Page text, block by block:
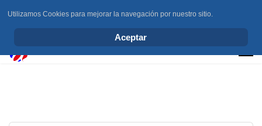
Utilizamos Cookies para mejorar la navegación por nuestro sitio.
Aceptar